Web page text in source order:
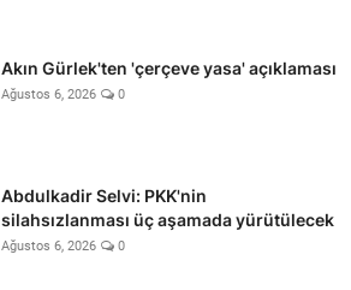
Akın Gürlek'ten 'çerçeve yasa' açıklaması
Ağustos 6, 2026 0
Abdulkadir Selvi: PKK'nin
silahsızlanması üç aşamada yürütülecek
Ağustos 6, 2026 0